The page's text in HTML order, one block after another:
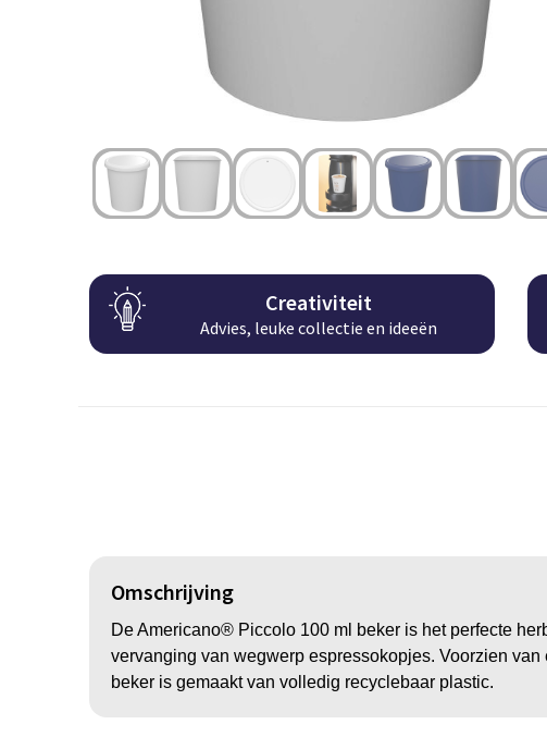
Creativiteit
Advies, leuke collectie en ideeën
Omschrijving
De Americano® Piccolo 100 ml beker is het perfecte
vervanging van wegwerp espressokopjes. Voorzien
beker is gemaakt van volledig recyclebaar plastic.